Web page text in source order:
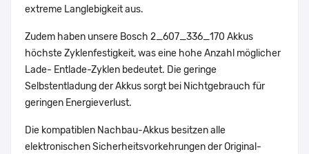
extreme Langlebigkeit aus.
Zudem haben unsere Bosch 2_607_336_170 Akkus
höchste Zyklenfestigkeit, was eine hohe Anzahl möglicher
Lade- Entlade-Zyklen bedeutet. Die geringe
Selbstentladung der Akkus sorgt bei Nichtgebrauch für
geringen Energieverlust.
Die kompatiblen Nachbau-Akkus besitzen alle
elektronischen Sicherheitsvorkehrungen der Original-